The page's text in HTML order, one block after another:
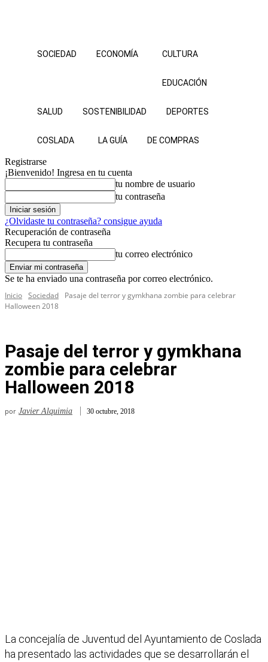
SOCIEDAD ECONOMÍA CULTURA
EDUCACIÓN
SALUD SOSTENIBILIDAD DEPORTES
COSLADA LA GUÍA DE COMPRAS
Registrarse
¡Bienvenido! Ingresa en tu cuenta
tu nombre de usuario
tu contraseña
¿Olvidaste tu contraseña? consigue ayuda
Recuperación de contraseña
Recupera tu contraseña
tu correo electrónico
Se te ha enviado una contraseña por correo electrónico.
Inicio Sociedad
Pasaje del terror y gymkhana zombie para celebrar
Halloween 2018
Pasaje del terror y gymkhana
zombie para celebrar
Halloween 2018
por Javier Alquimia 30 octubre, 2018
La concejalía de Juventud del Ayuntamiento de Coslada
ha presentado las actividades que se desarrollarán el